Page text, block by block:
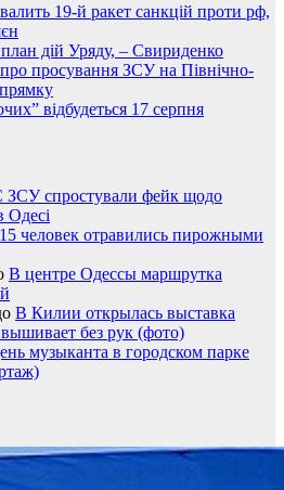
19-й ракет санкцій проти рф,
дій Уряду, – Свириденко
просування ЗСУ на Північно-
відбудеться 17 серпня
спростували фейк щодо
Одесі
человек отравились пирожными
В центре Одессы маршрутка
В Килии открылась выставка
без рук (фото)
музыканта в городском парке